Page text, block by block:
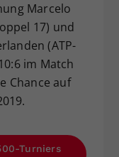
Marcelo
17) und
(ATP-
im Match
Chance auf
Turniers